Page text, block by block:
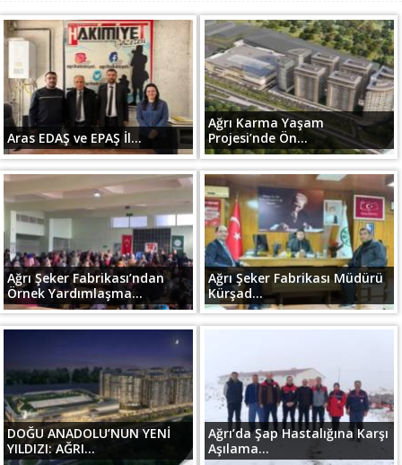
Aras EDAŞ ve EPAŞ İl...
Ağrı Karma Yaşam
Projesi’nde Ön...
Ağrı Şeker Fabrikası’ndan
Örnek Yardımlaşma...
Ağrı Şeker Fabrikası Müdürü
Kürşad...
DOĞU ANADOLU’NUN YENİ
YILDIZI: AĞRI...
Ağrı’da Şap Hastalığına Karşı
Aşılama...